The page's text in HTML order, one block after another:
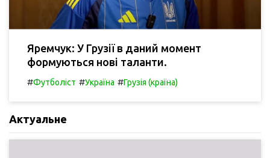
Яремчук: У Грузії в даний момент
формуються нові таланти.
#Футболіст #Україна #Грузія (країна)
Актуальне